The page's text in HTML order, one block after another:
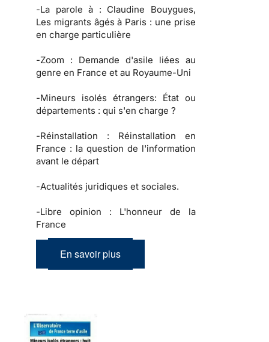
-La parole à : Claudine Bouygues,
Les migrants âgés à Paris : une prise
en charge particulière
-Zoom : Demande d'asile liées au
genre en France et au Royaume-Uni
-Mineurs isolés étrangers: État ou
départements : qui s'en charge ?
-Réinstallation : Réinstallation en
France : la question de l'information
avant le départ
-Actualités juridiques et sociales.
-Libre opinion : L'honneur de la
France
En savoir plus